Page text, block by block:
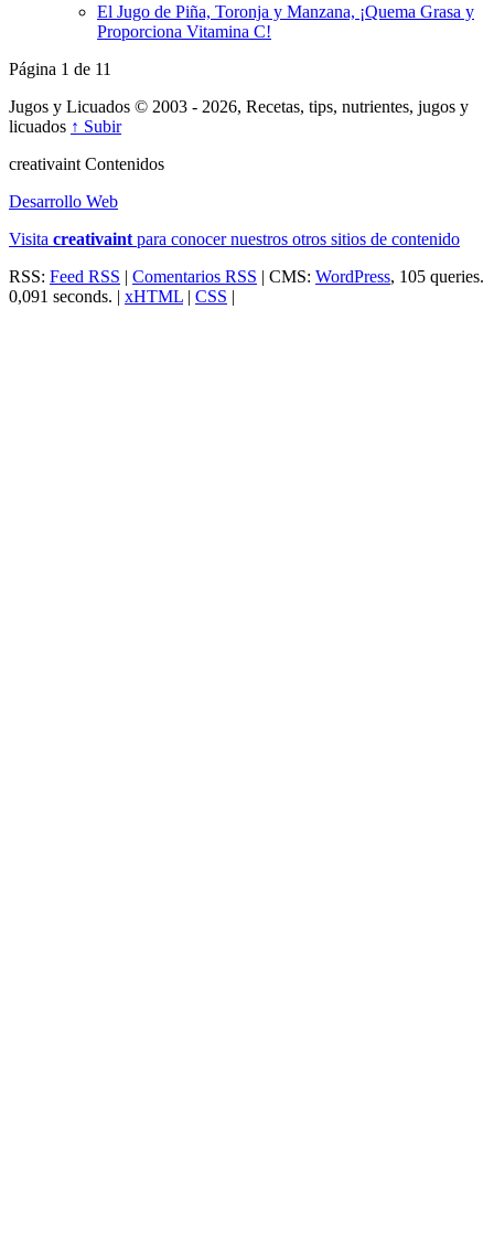
El Jugo de Piña, Toronja y Manzana, ¡Quema Grasa y
Proporciona Vitamina C!
Página 1 de 11
Jugos y Licuados © 2003 - 2026, Recetas, tips, nutrientes, jugos y
licuados ↑ Subir
creativaint Contenidos
Desarrollo Web
Visita creativaint para conocer nuestros otros sitios de contenido
RSS: Feed RSS | Comentarios RSS | CMS: WordPress, 105 queries.
0,091 seconds. | xHTML | CSS |